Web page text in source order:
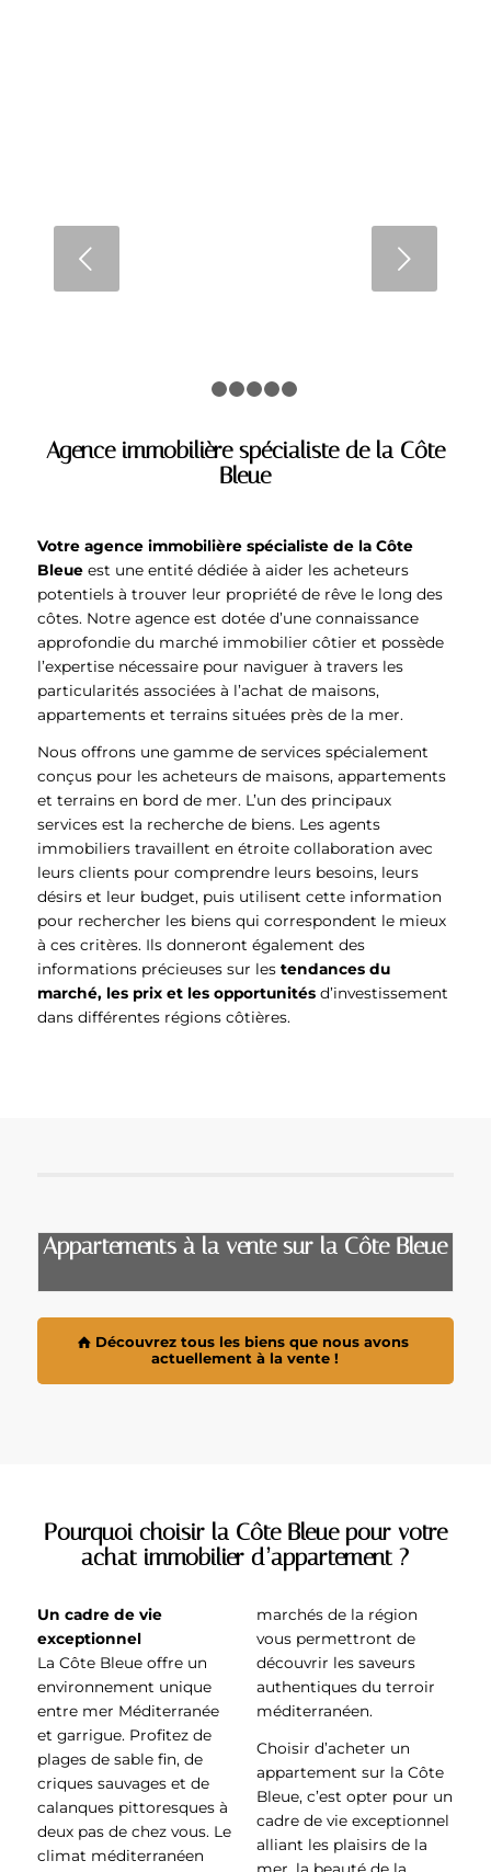
Agence immobilière spécialiste de la Côte
Bleue
Votre agence immobilière spécialiste de la Côte
Bleueest une entité dédiée à aider les acheteurs
potentiels à trouver leur propriété de rêve le long des
côtes. Notre agence est dotée d’une connaissance
approfondie du marché immobilier côtier et possède
l’expertise nécessaire pour naviguer à travers les
particularités associées à l’achat de maisons,
appartements et terrains situées près de la mer.
Nous offrons une gamme de services spécialement
conçus pour les acheteurs de maisons, appartements
et terrains en bord de mer. L’un des principaux
services est la recherche de biens. Les agents
immobiliers travaillent en étroite collaboration avec
leurs clients pour comprendre leurs besoins, leurs
désirs et leur budget, puis utilisent cette information
pour rechercher les biens qui correspondent le mieux
à ces critères. Ils donneront également des
informations précieuses sur les tendances du
marché, les prix et les opportunitésd’investissement
dans différentes régions côtières.
Appartements à la vente sur la Côte Bleue
Découvrez tous les biens que nous avons
actuellement à la vente !
Pourquoi choisir la Côte Bleue pour votre
achat immobilier d’appartement ?
Un cadre de vie
exceptionnel
La Côte Bleue offre un
environnement unique
entre mer Méditerranée
et garrigue. Profitez de
plages de sable fin, de
criques sauvages et de
calanques pittoresques à
deux pas de chez vous. Le
climat méditerranéen
marchés de la région
vous permettront de
découvrir les saveurs
authentiques du terroir
méditerranéen.
Choisir d’acheter un
appartement sur la Côte
Bleue, c’est opter pour un
cadre de vie exceptionnel
alliant les plaisirs de la